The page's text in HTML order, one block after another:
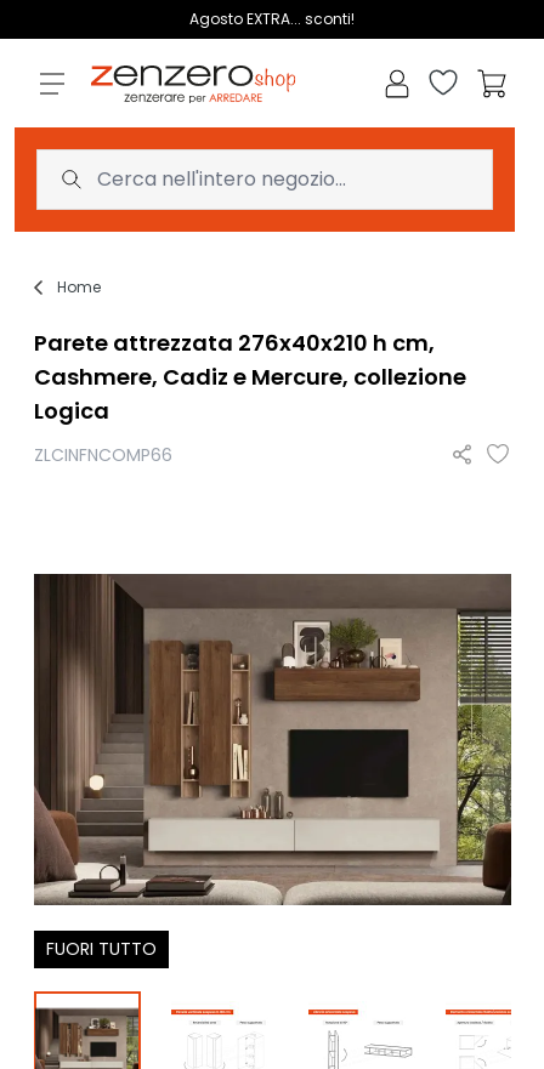
Agosto EXTRA... sconti!
Lista dei
Home
Parete attrezzata 276x40x210 h cm,
Cashmere, Cadiz e Mercure, collezione
Logica
ZLCINFNCOMP66
FUORI TUTTO